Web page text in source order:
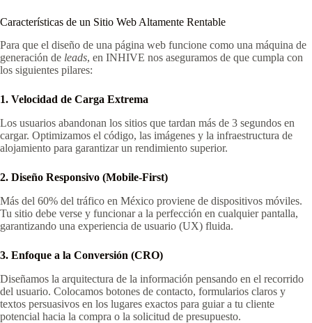
Características de un Sitio Web Altamente Rentable
Para que el diseño de una página web funcione como una máquina de
generación de leads, en INHIVE nos aseguramos de que cumpla con
los siguientes pilares:
1. Velocidad de Carga Extrema
Los usuarios abandonan los sitios que tardan más de 3 segundos en
cargar. Optimizamos el código, las imágenes y la infraestructura de
alojamiento para garantizar un rendimiento superior.
2. Diseño Responsivo (Mobile-First)
Más del 60% del tráfico en México proviene de dispositivos móviles.
Tu sitio debe verse y funcionar a la perfección en cualquier pantalla,
garantizando una experiencia de usuario (UX) fluida.
3. Enfoque a la Conversión (CRO)
Diseñamos la arquitectura de la información pensando en el recorrido
del usuario. Colocamos botones de contacto, formularios claros y
textos persuasivos en los lugares exactos para guiar a tu cliente
potencial hacia la compra o la solicitud de presupuesto.